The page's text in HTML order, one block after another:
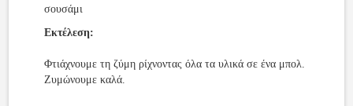
σουσάμι
Εκτέλεση:
Φτιάχνουμε τη ζύμη ρίχνοντας όλα τα υλικά σε ένα μπολ.
Ζυμώνουμε καλά.